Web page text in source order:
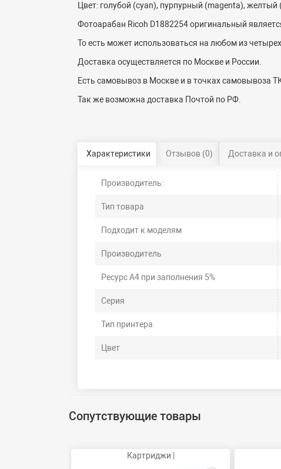
Цвет: голубой (cyan), пурпурный (magenta),
Фотоарабан Ricoh D1882254 оригинальный
То есть может использоваться на любом из четырех
Доставка осуществляется по Москве и России.
Есть самовывоз в Москве и в точках самовывоза
Так же возможна доставка Почтой по РФ.
Характеристики Отзывов (0) Доставка и
Производитель:
Тип товара
Подходит к моделям
Производитель
Ресурс А4 при заполнения 5%
Серия
Тип принтера
Цвет
Сопутствующие товары
Картриджи |